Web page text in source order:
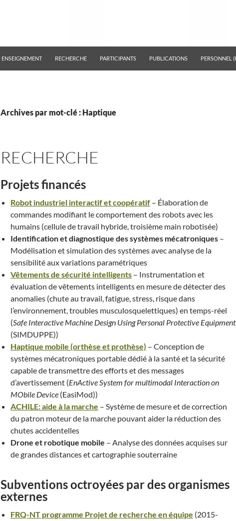
ENSEIGNEMENT RECHERCHE PARTICIPANTS PUBLICATIONS PERSONNEL
Archives par mot-clé : Haptique
RECHERCHE
Projets financés
Robot industriel interactif et coopératif – Élaboration de
commandes modifiant le comportement des robots avec les
humains (cellule de travail hybride, troisième main robotisée)
Identification et diagnostique des systèmes mécatroniques –
Modélisation et simulation des systèmes avec analyse de la
sensibilité aux variations paramétriques
Vêtements de sécurité intelligents – Instrumentation et
évaluation de vêtements intelligents en mesure de détecter des
anomalies (chute au travail, fatigue, stress, risque dans
l’environnement, troubles musculosquelettiques) en temps-réel
(Safe Interactive Machine Design Using Personal Protective Equipment
(SIMDUPPE))
Haptique mobile (orthèse et prothèse) – Conception de
systèmes mécatroniques portable dédié à la santé et la sécurité
capable de transmettre des efforts et des messages
d’avertissement (EnActive System for multimodal Interaction on
MObile Device (EasiMod))
ACHILE: aide à la marche – Système de mesure et de correction
du patron moteur de la marche pouvant aider la réduction des
chutes accidentelles
Drone et robotique mobile – Analyse des données acquises sur
de grandes distances et cartographie souterraine
Subventions octroyées par des organismes
externes
FRQ-NT programme Projet de recherche en équipe (2015-